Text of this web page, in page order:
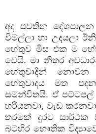
අද පවතින
විමල්ලා හා උදයලා
හේතුව මිස එක ම
වෙයි. මා නිතර
හේතුවාදීන් නොවන
හේතුවාදය මත
සමන්විතයි. ඒ
හරියනවා, වැඩ
තරමක් දුරට සාර්ථක
බටහිර භෞතික